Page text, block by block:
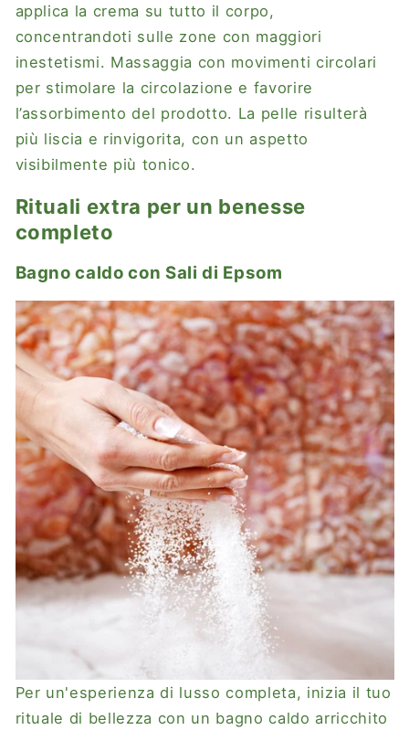
applica la crema su tutto il corpo,
concentrandoti sulle zone con maggiori
inestetismi. Massaggia con movimenti circolari
per stimolare la circolazione e favorire
l’assorbimento del prodotto. La pelle risulterà
più liscia e rinvigorita, con un aspetto
visibilmente più tonico.
Rituali extra per un benesse
completo
Bagno caldo con Sali di Epsom
Per un'esperienza di lusso completa, inizia il tuo
rituale di bellezza con un bagno caldo arricchito